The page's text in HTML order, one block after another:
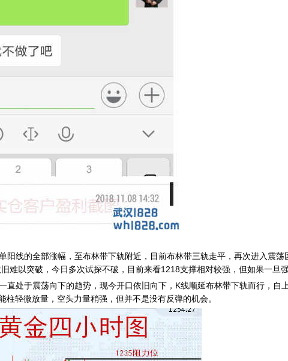
线的全部涨幅，至布林带下轨附近，目前布林带三轨走平，再次进入震荡
难以突破，今日多次试探不破，目前来看1218支撑相对较强，但如果一旦
处于震荡向下的趋势，现今开口依旧向下，K线顺延布林带下轨而行，自
轻微放量，空头力量稍强，但并不是没有反弹的机会。